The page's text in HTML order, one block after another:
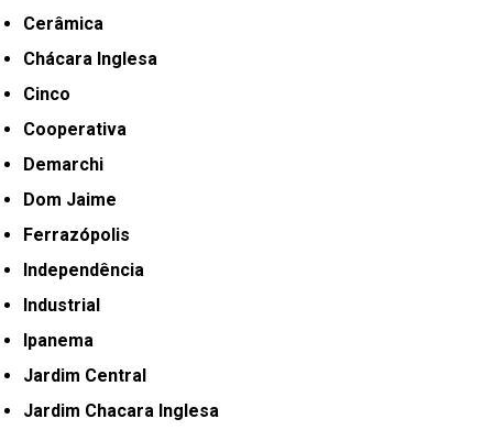
Cerâmica
Chácara Inglesa
Cinco
Cooperativa
Demarchi
Dom Jaime
Ferrazópolis
Independência
Industrial
Ipanema
Jardim Central
Jardim Chacara Inglesa